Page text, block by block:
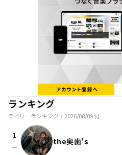
ランキング
デイリーランキング・ 2026/08/09付
1
check_indeterminate_small the奥歯's